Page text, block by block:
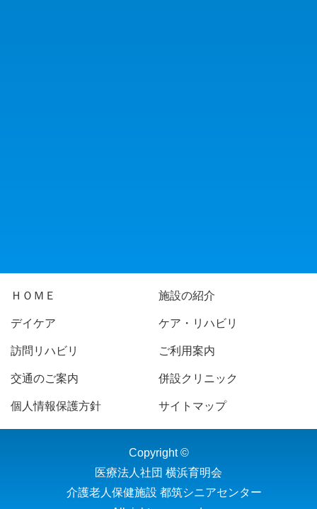
ＨＯＭＥ 施設の紹介
デイケア ケア・リハビリ
訪問リハビリ ご利用案内
交通のご案内 併設クリニック
個人情報保護方針 サイトマップ
Copyright ©
医療法人社団 横浜育明会
介護老人保健施設 都筑シニアセンター